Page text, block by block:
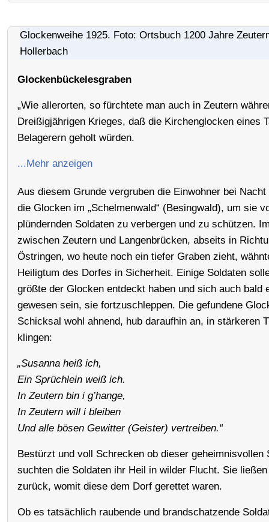
Glockenweihe 1925. Foto: Ortsbuch 1200 Jahre
Hollerbach
Glockenbückelesgraben
„Wie allerorten, so fürchtete man auch in Zeutern
Dreißigjährigen Krieges, daß die Kirchenglocken eines
Belagerern geholt würden.
...Mehr anzeigen
Aus diesem Grunde vergruben die Einwohner bei Nacht
die Glocken im „Schelmenwald“ (Besingwald), um sie
plündernden Soldaten zu verbergen und zu schützen.
zwischen Zeutern und Langenbrücken, abseits in
Östringen, wo heute noch ein tiefer Graben zieht,
Heiligtum des Dorfes in Sicherheit. Einige Soldaten
größte der Glocken entdeckt haben und sich auch bald
gewesen sein, sie fortzuschleppen. Die gefundene
Schicksal wohl ahnend, hub daraufhin an, in stärkeren
klingen:
„Susanna heiß ich,
Ein Sprüchlein weiß ich.
In Zeutern bin i g’hange,
In Zeutern will i bleiben
Und alle bösen Gewitter (Geister) vertreiben.“
Bestürzt und voll Schrecken ob dieser geheimnisvollen
suchten die Soldaten ihr Heil in wilder Flucht. Sie
zurück, womit diese dem Dorf gerettet waren.
Ob es tatsächlich raubende und brandschatzende